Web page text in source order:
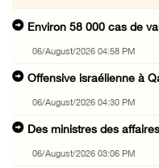
Environ 58 000 cas de
06/August/2026 04:58 PM
Offensive israélienne à
06/August/2026 04:30 PM
Des ministres des
06/August/2026 03:06 PM